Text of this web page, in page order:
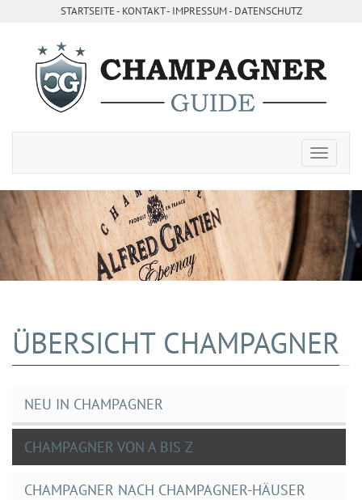
STARTSEITE- ­ KONTAKT- ­ IMPRESSUM- DATENSCHUTZ
ÜBERSICHT CHAMPAGNER
NEU IN CHAMPAGNER
CHAMPAGNER VON A BIS Z
CHAMPAGNER NACH CHAMPAGNER-HÄUSER